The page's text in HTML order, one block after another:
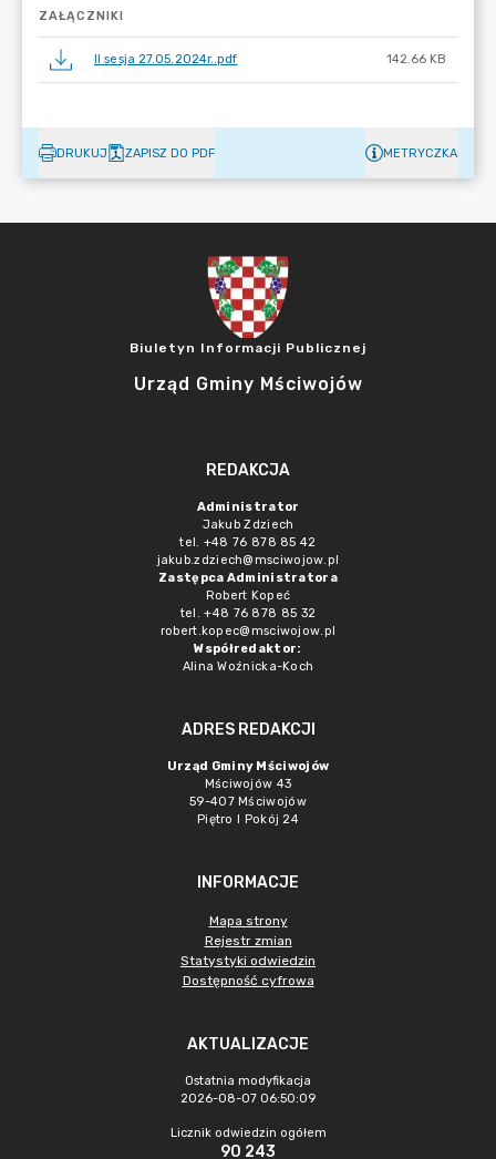
ZAŁĄCZNIKI
II sesja 27.05.2024r..pdf 142.66 KB
DRUKUJ ZAPISZ DO PDF METRYCZKA
Biuletyn Informacji Publicznej
Urząd Gminy Mściwojów
REDAKCJA
Administrator
Jakub Zdziech
tel. +48 76 878 85 42
jakub.zdziech@msciwojow.pl
Zastępca Administratora
Robert Kopeć
tel. +48 76 878 85 32
robert.kopec@msciwojow.pl
Współredaktor:
Alina Woźnicka-Koch
ADRES REDAKCJI
Urząd Gminy Mściwojów
Mściwojów 43
59-407 Mściwojów
Piętro I Pokój 24
INFORMACJE
Mapa strony
Rejestr zmian
Statystyki odwiedzin
Dostępność cyfrowa
AKTUALIZACJE
Ostatnia modyfikacja
2026-08-07 06:50:09
Licznik odwiedzin ogółem
90 243